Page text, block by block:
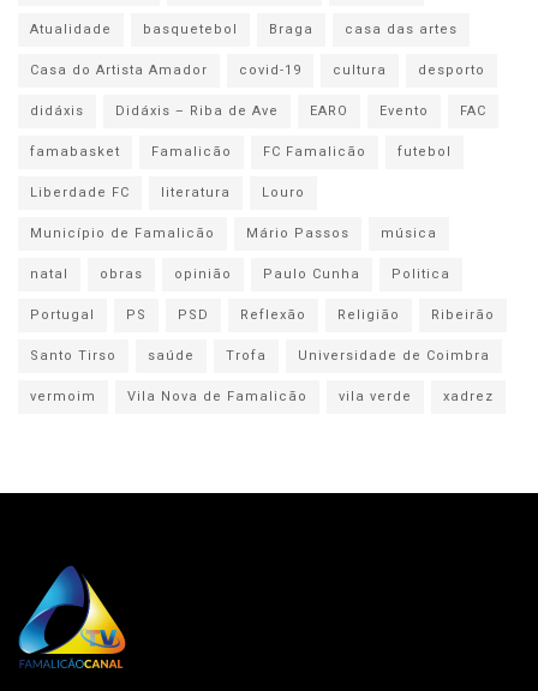
Atualidade
basquetebol Braga
casa das artes
Casa do Artista Amador
covid-19 cultura
desporto
didáxis
Didáxis – Riba de Ave EARO Evento
FAC
famabasket
Famalicão FC Famalicão
futebol
Liberdade FC
literatura
Louro
Município de Famalicão
Mário Passos
música
natal
obras opinião Paulo Cunha
Politica
Portugal
PS PSD Reflexão Religião
Ribeirão
Santo Tirso
saúde Trofa
Universidade de Coimbra
vermoim
Vila Nova de Famalicão vila verde xadrez